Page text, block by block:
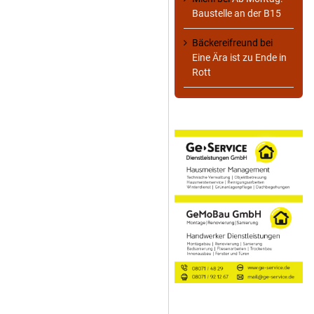
Baustelle an der B15
Bäckereifreund bei
Eine Ära ist zu Ende in
Rott